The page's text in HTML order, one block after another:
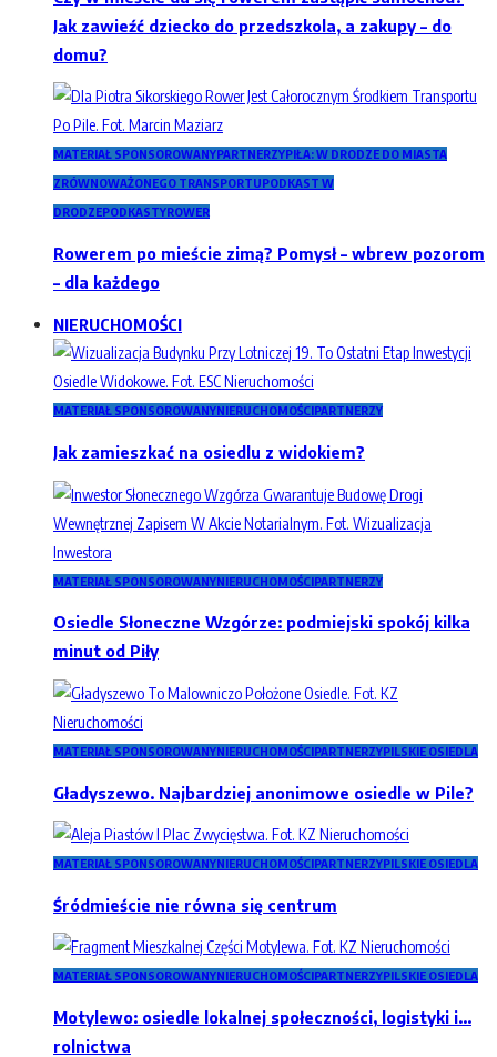
Jak zawieźć dziecko do przedszkola, a zakupy – do
domu?
MATERIAŁ SPONSOROWANYPARTNERZYPIŁA: W DRODZE DO MIASTA
ZRÓWNOWAŻONEGO TRANSPORTUPODKAST W
DRODZEPODKASTYROWER
Rowerem po mieście zimą? Pomysł – wbrew pozorom
– dla każdego
NIERUCHOMOŚCI
MATERIAŁ SPONSOROWANYNIERUCHOMOŚCIPARTNERZY
Jak zamieszkać na osiedlu z widokiem?
MATERIAŁ SPONSOROWANYNIERUCHOMOŚCIPARTNERZY
Osiedle Słoneczne Wzgórze: podmiejski spokój kilka
minut od Piły
MATERIAŁ SPONSOROWANYNIERUCHOMOŚCIPARTNERZYPILSKIE OSIEDLA
Gładyszewo. Najbardziej anonimowe osiedle w Pile?
MATERIAŁ SPONSOROWANYNIERUCHOMOŚCIPARTNERZYPILSKIE OSIEDLA
Śródmieście nie równa się centrum
MATERIAŁ SPONSOROWANYNIERUCHOMOŚCIPARTNERZYPILSKIE OSIEDLA
Motylewo: osiedle lokalnej społeczności, logistyki i…
rolnictwa